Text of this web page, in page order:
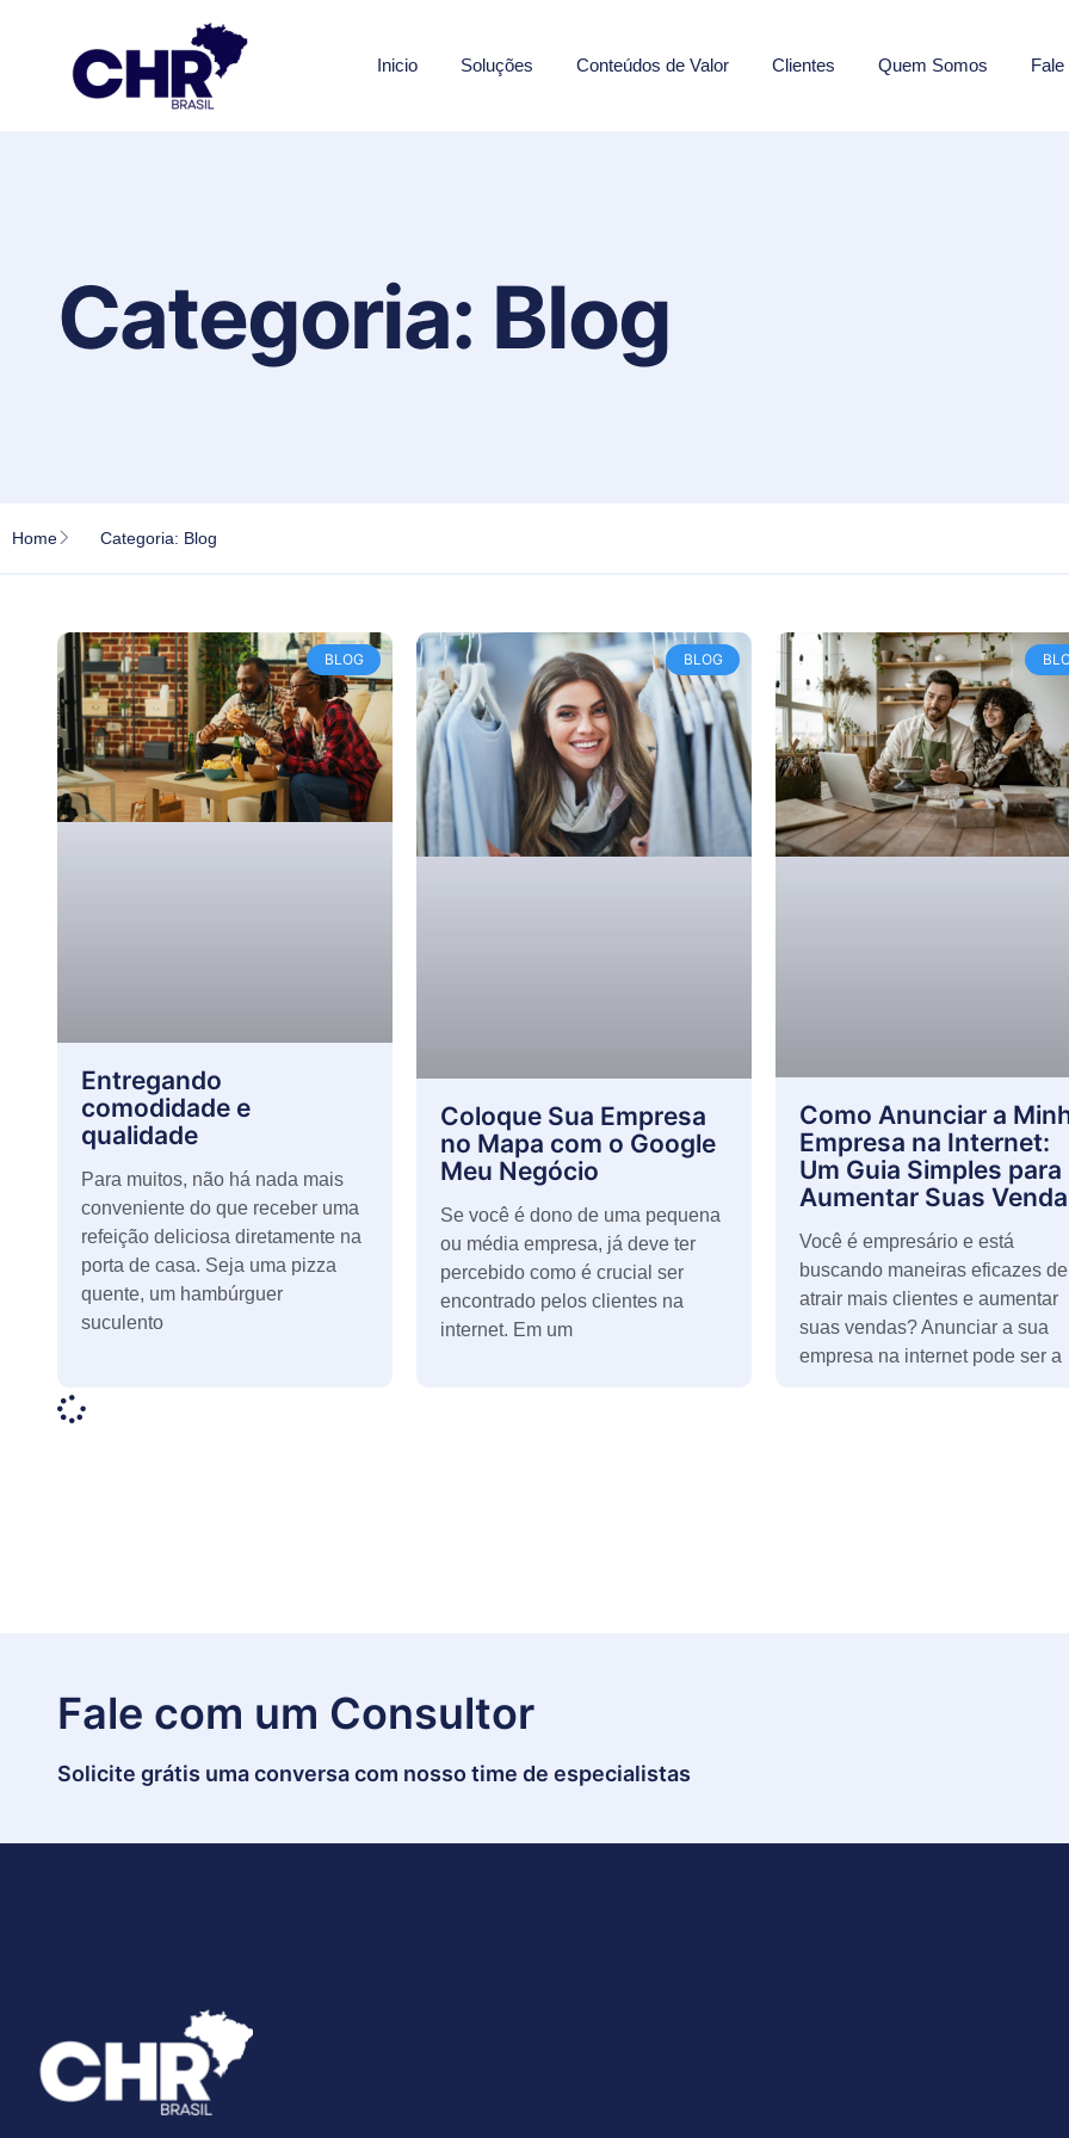
Inicio Soluções Conteúdos de Valor Clientes Quem Somos
Categoria: Blog
Home Categoria: Blog
BLOG
Entregando
comodidade e
qualidade​
Para muitos, não há nada mais
conveniente do que receber uma
refeição deliciosa diretamente na
porta de casa. Seja uma pizza
quente, um hambúrguer
suculento
BLOG
Coloque Sua Empresa
no Mapa com o Google
Meu Negócio
Se você é dono de uma pequena
ou média empresa, já deve ter
percebido como é crucial ser
encontrado pelos clientes na
internet. Em um
Como Anunciar a
Empresa na Internet:
Um Guia Simples para
Aumentar Suas
Você é empresário e está
buscando maneiras eficazes de
atrair mais clientes e aumentar
suas vendas? Anunciar a sua
empresa na internet pode ser a
Fale com um Consultor
Solicite grátis uma conversa com nosso time de especialistas